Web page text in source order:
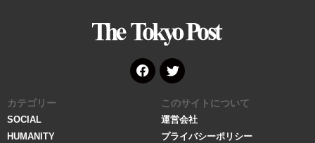
er
カテゴリー
SOCIAL
HUMANITY
このサイトについて
運営会社
プライバシーポリシー